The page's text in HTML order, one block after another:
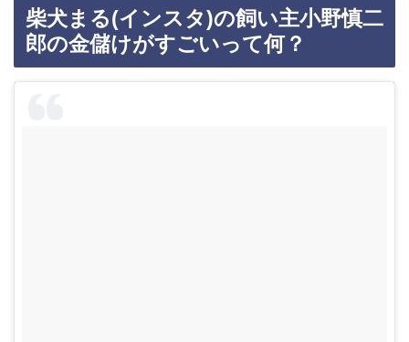
柴犬まる(インスタ)の飼い主小野慎二
郎の金儲けがすごいって何？